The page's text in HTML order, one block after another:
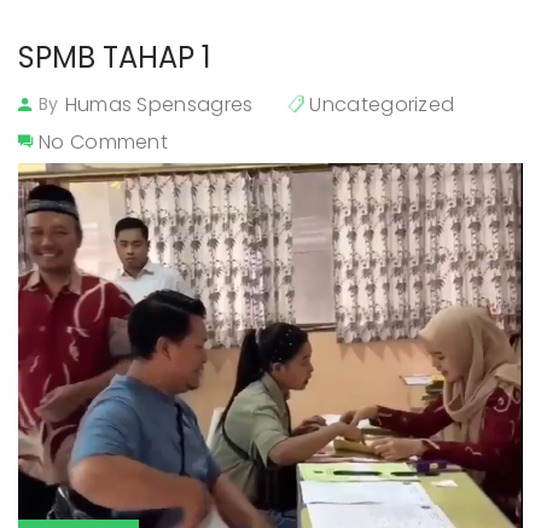
SPMB TAHAP 1
By Humas Spensagres
Uncategorized
No Comment